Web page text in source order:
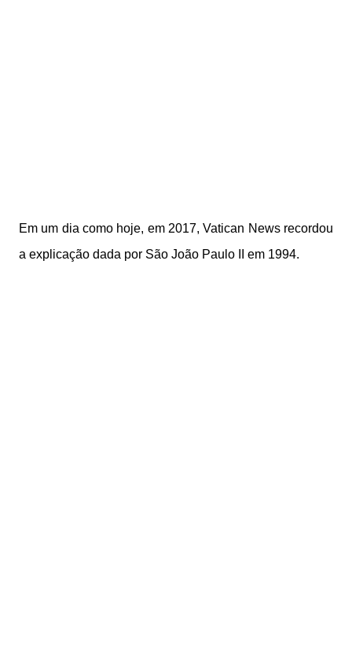
Em um dia como hoje, em 2017, Vatican News recordou
a explicação dada por São João Paulo II em 1994.